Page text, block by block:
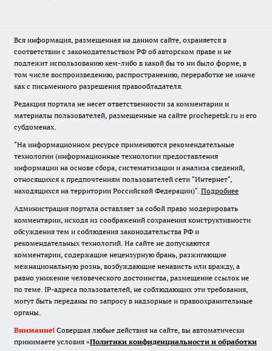
Вся информация, размещенная на данном сайте, охраняется в
соответствии с законодательством РФ об авторском праве и не
подлежит использованию кем-либо в какой бы то ни было форме, в
том числе воспроизведению, распространению, переработке не иначе
как с письменного разрешения правообладателя.
Редакция портала не несет ответственности за комментарии и
материалы пользователей, размещенные на сайте prochepetsk.ru и его
субдоменах.
"На информационном ресурсе применяются рекомендательные
технологии (информационные технологии предоставления
информации на основе сбора, систематизации и анализа сведений,
относящихся к предпочтениям пользователей сети "Интернет",
находящихся на территории Российской Федерации)". Подробнее
Администрация портала оставляет за собой право модерировать
комментарии, исходя из соображений сохранения конструктивности
обсуждения тем и соблюдения законодательства РФ и
рекомендательных технологий. На сайте не допускаются
комментарии, содержащие нецензурную брань, разжигающие
межнациональную рознь, возбуждающие ненависть или вражду, а
равно унижение человеческого достоинства, размещение ссылок не
по теме. IP-адреса пользователей, не соблюдающих эти требования,
могут быть переданы по запросу в надзорные и правоохранительные
органы.
Внимание! Совершая любые действия на сайте, вы автоматически
принимаете условия «Политики конфиденциальности и обработки